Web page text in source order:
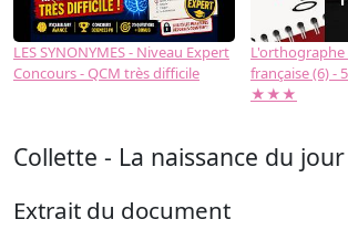
LES SYNONYMES - Niveau Expert
Concours - QCM très difficile
L'orthographe
française (6) -
★★★
Collette - La naissance du jour
Extrait du document